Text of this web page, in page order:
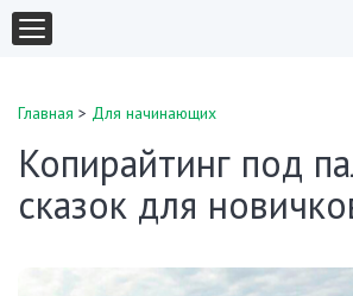
Главная > Для начинающих
Копирайтинг под
сказок для